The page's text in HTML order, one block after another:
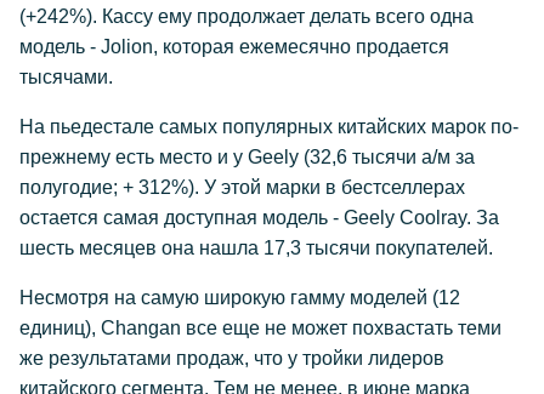
(+242%). Кассу ему продолжает делать всего одна
модель - Jolion, которая ежемесячно продается
тысячами.
На пьедестале самых популярных китайских марок по-
прежнему есть место и у Geely (32,6 тысячи а/м за
полугодие; + 312%). У этой марки в бестселлерах
остается самая доступная модель - Geely Coolray. За
шесть месяцев она нашла 17,3 тысячи покупателей.
Несмотря на самую широкую гамму моделей (12
единиц), Changan все еще не может похвастать теми
же результатами продаж, что у тройки лидеров
китайского сегмента. Тем не менее, в июне марка